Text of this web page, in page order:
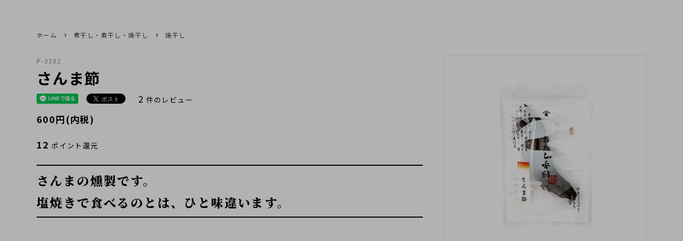
ふりかけ・
減塩食向きおだし
ホーム 煮干し・素干し・焼干し 焼干し
P-3302
さんま節
2 件のレビュー
600円(内税)
12 ポイント還元
さんまの燻製です。
塩焼きで食べるのとは、ひと味違います。